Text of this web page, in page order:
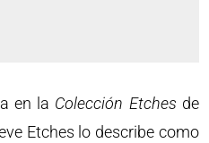
en la Colección Etches de
Etches lo describe como